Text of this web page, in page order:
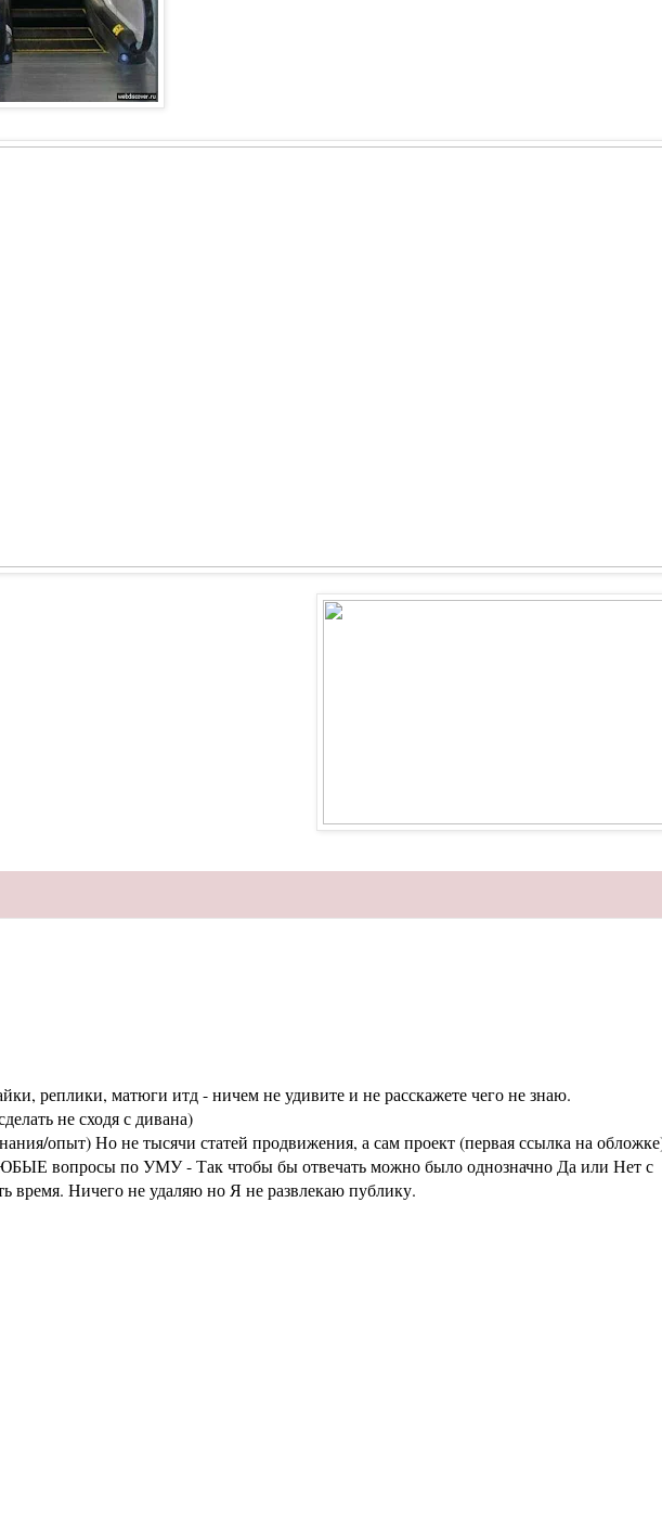
реплики, матюги итд - ничем не удивите и не расскажете чего не знаю.
не сходя с дивана)
опыт) Но не тысячи статей продвижения, а сам проект (первая ссылка на
вопросы по УМУ - Так чтобы бы отвечать можно было однозначно Да или Нет с
время. Ничего не удаляю но Я не развлекаю публику.